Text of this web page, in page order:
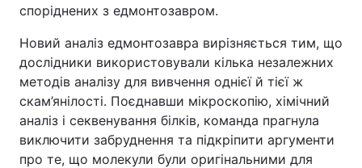
споріднених з едмонтозавром.
Новий аналіз едмонтозавра вирізняється тим, що
дослідники використовували кілька незалежних
методів аналізу для вивчення однієї й тієї ж
скам’янілості. Поєднавши мікроскопію, хімічний
аналіз і секвенування білків, команда прагнула
виключити забруднення та підкріпити аргументи
про те, що молекули були оригінальними для